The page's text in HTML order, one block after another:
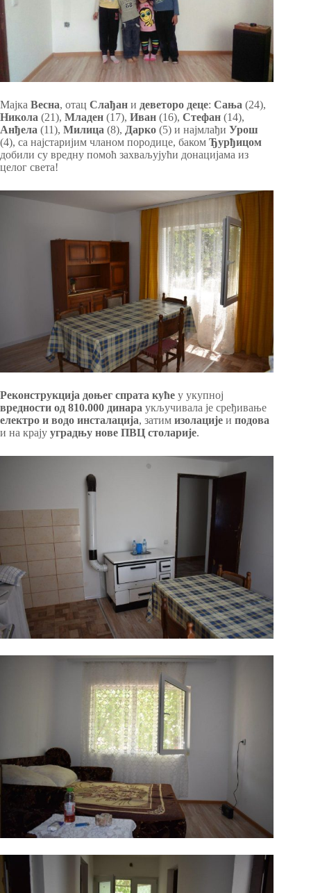
Мајка Весна, отац Слађан и деветоро деце: Сања (24),
Никола (21), Младен (17), Иван (16), Стефан (14),
Анђела (11), Милица (8), Дарко (5) и најмлађи Урош
(4), са најстаријим чланом породице, баком Ђурђицом
добили су вредну помоћ захваљујући донацијама из
целог света!
Реконструкција доњег спрата куће у укупној
вредности од 810.000 динара укључивала је сређивање
електро и водо инсталација, затим изолације и подова
и на крају уградњу нове ПВЦ столарије.